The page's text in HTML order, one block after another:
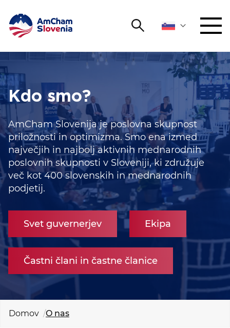
Išči
DOGODKI IN MREŽENJE
ZAGOVORNIŠTVO
AmChamYOUNG Open
MEDNARODNO SODELOVANJE
ČLANSTVO
O NAS
KOLEDAR DOGODKOV
KONTAKT
Išči
Kdo smo?
AmCham Slovenija je poslovna skupnost
priložnosti in optimizma. Smo ena izmed
največjih in najbolj aktivnih mednarodnih
poslovnih skupnosti v Sloveniji, ki združuje
več kot 400 slovenskih in mednarodnih
podjetij.
Svet guvernerjev Ekipa
Častni člani in častne članice
Domov O nas